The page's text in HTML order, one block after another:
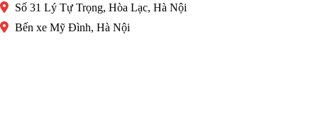
Số 31 Lý Tự Trọng, Hòa Lạc, Hà Nội
Bến xe Mỹ Đình, Hà Nội